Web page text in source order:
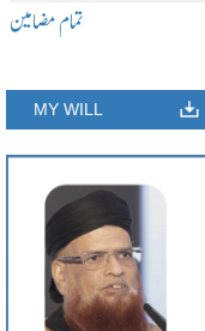
تمام مضامین
MY WILL